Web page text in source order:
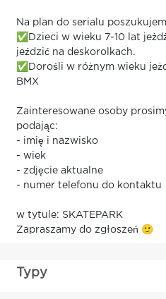
Na plan do serialu
✅Dzieci w wieku 7-10 lat
jeździć na deskorolkach.
✅Dorośli w różnym wieku
BMX
Zainteresowane osoby
podając:
- imię i nazwisko
- wiek
- zdjęcie aktualne
- numer telefonu do kontaktu
w tytule: SKATEPARK
Zapraszamy do zgłoszeń 🙂
Typy